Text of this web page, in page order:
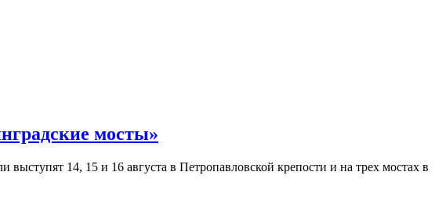
мосты»
14, 15 и 16 августа в Петропавловской крепости и на трех мостах в